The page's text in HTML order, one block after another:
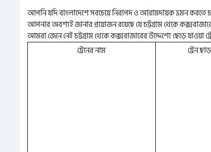
আপনি যদি বাংলাদেশে সবচেয়ে নিরাপদ ও আরামদায়ক ভ্রমন করতে
আপনার অবশ্যই জানার প্রয়োজন রয়েছে যে চট্টগ্রাম থেকে
আমরা জেনে নেই চট্টগ্রাম থেকে কক্সবাজারের উদ্দেশ্যে ছেড়ে
ট্রেনের নাম
ট্রেন